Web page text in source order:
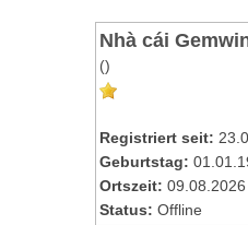
Nhà cái
()
Registriert seit:
Geburtstag:
Ortszeit:
Status: Offline